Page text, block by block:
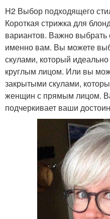
H2 Выбор подходящего
Короткая стрижка для
вариантов. Важно выбрать
именно вам. Вы можете
скулами, который
круглым лицом. Или вы
закрытыми скулами,
женщин с прямым лицом.
подчеркивает ваши